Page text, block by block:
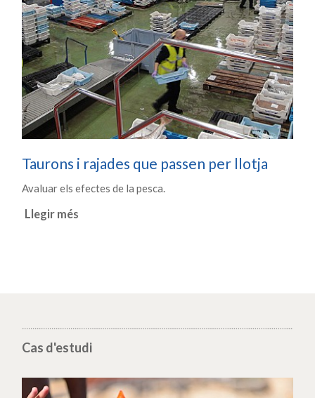
Taurons i rajades que passen per llotja
Avaluar els efectes de la pesca.
Llegir més
Cas d'estudi